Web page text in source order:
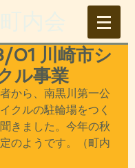
川崎市シ
ル事業
から、南黒川第一公
クルの駐輪場をつく
きました。今年の秋
のようです。（町内